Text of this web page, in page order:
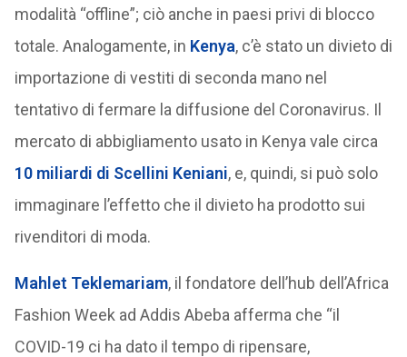
modalità “offline”; ciò anche in paesi privi di blocco
totale. Analogamente, in Kenya, c’è stato un divieto di
importazione di vestiti di seconda mano nel
tentativo di fermare la diffusione del Coronavirus. Il
mercato di abbigliamento usato in Kenya vale circa
10 miliardi di Scellini Keniani, e, quindi, si può solo
immaginare l’effetto che il divieto ha prodotto sui
rivenditori di moda.
Mahlet Teklemariam, il fondatore dell’hub dell’Africa
Fashion Week ad Addis Abeba afferma che “il
COVID-19 ci ha dato il tempo di ripensare,